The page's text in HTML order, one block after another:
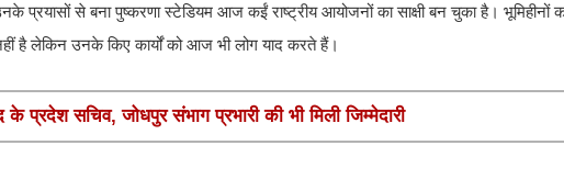
प्रयासों से बना पुष्करणा स्टेडियम आज कईं राष्ट्रीय आयोजनों का साक्षी बन चुका है। भूमिहीनों
है लेकिन उनके किए कार्यों को आज भी लोग याद करते हैं।
प्रदेश सचिव, जोधपुर संभाग प्रभारी की भी मिली जिम्मेदारी